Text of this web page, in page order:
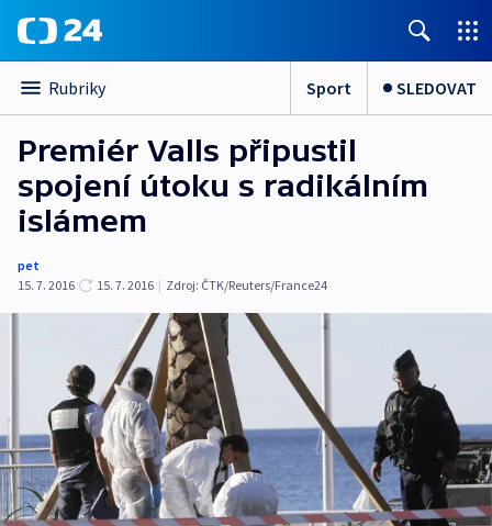
Rubriky Sport SLEDOVAT
Premiér Valls připustil
spojení útoku s radikálním
islámem
pet
15. 7. 2016
15. 7. 2016 | Zdroj: ČTK/Reuters/France24